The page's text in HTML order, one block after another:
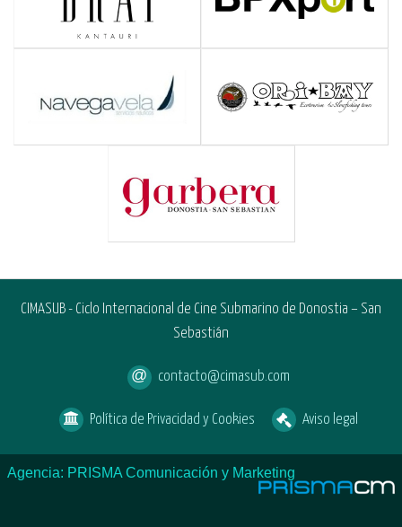
CIMASUB - Ciclo Internacional de Cine Submarino de Donostia – San
Sebastián
contacto@cimasub.com
Política de Privacidad y Cookies Aviso legal
Agencia: PRISMA Comunicación y Marketing